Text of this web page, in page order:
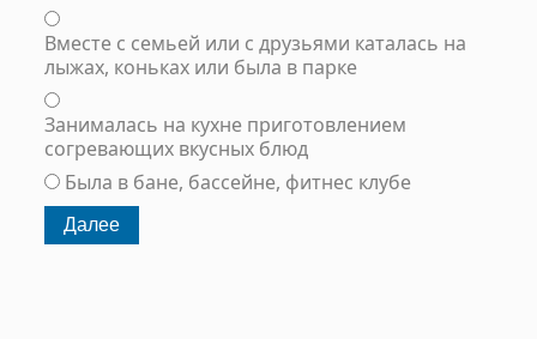
Вместе с семьей или с друзьями каталась на
лыжах, коньках или была в парке
Занималась на кухне приготовлением
согревающих вкусных блюд
Была в бане, бассейне, фитнес клубе